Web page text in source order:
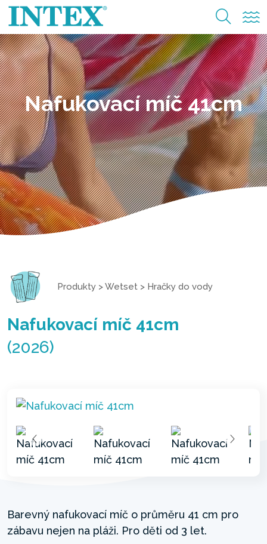
Nafukovací míč 41cm
Produkty >Wetset > Hračky do vody
Nafukovací míč 41cm
(2026)
Barevný nafukovací míč o průměru 41 cm pro
zábavu nejen na pláži. Pro děti od 3 let.